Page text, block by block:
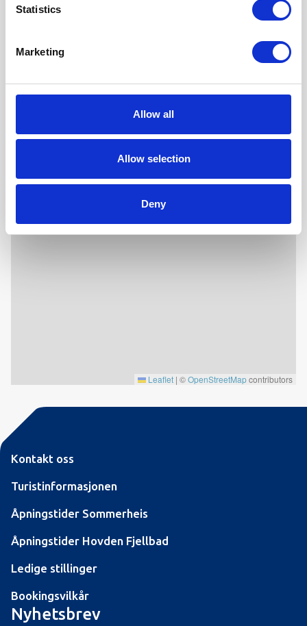
Statistics
Marketing
Allow all
Allow selection
Deny
MAP
Gåttstøyllii 56
+
−
Leaflet | ©OpenStreetMapcontributors
Kontakt oss
Turistinformasjonen
Åpningstider Sommerheis
Åpningstider Hovden Fjellbad
Ledige stillinger
Bookingsvilkår
Nyhetsbrev